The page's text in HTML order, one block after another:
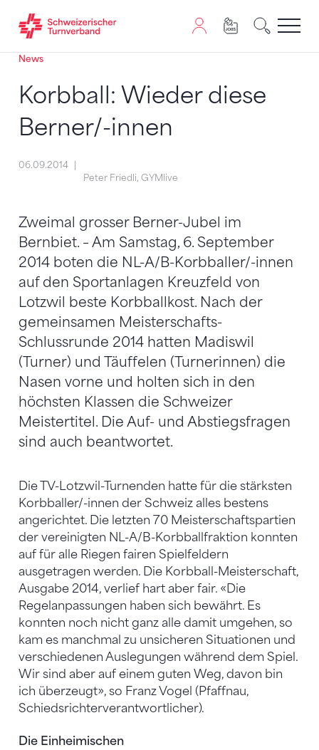
Zum Inhalt springen
Zur Sitemap navigieren
Zum Navigieren dieser Seite wird JavaScript benötigt.
News
Korbball: Wieder diese
Berner/-innen
06.09.2014
Peter Friedli, GYMlive
Zweimal grosser Berner-Jubel im
Bernbiet. – Am Samstag, 6. September
2014 boten die NL-A/B-Korbballer/-innen
auf den Sportanlagen Kreuzfeld von
Lotzwil beste Korbballkost. Nach der
gemeinsamen Meisterschafts-
Schlussrunde 2014 hatten Madiswil
(Turner) und Täuffelen (Turnerinnen) die
Nasen vorne und holten sich in den
höchsten Klassen die Schweizer
Meistertitel. Die Auf- und Abstiegsfragen
sind auch beantwortet.
Die TV-Lotzwil-Turnenden hatte für die stärksten
Korbballer/-innen der Schweiz alles bestens
angerichtet. Die letzten 70 Meisterschaftspartien
der vereinigten NL-A/B-Korbballfraktion konnten
auf für alle Riegen fairen Spielfeldern
ausgetragen werden. Die Korbball-Meisterschaft,
Ausgabe 2014, verlief hart aber fair. «Die
Regelanpassungen haben sich bewährt. Es
konnten noch nicht ganz alle damit umgehen, so
kam es manchmal zu unsicheren Situationen und
verschiedenen Auslegungen während dem Spiel.
Wir sind aber auf einem guten Weg, davon bin
ich überzeugt», so Franz Vogel (Pfaffnau,
Schiedsrichterverantwortlicher).
Die Einheimischen